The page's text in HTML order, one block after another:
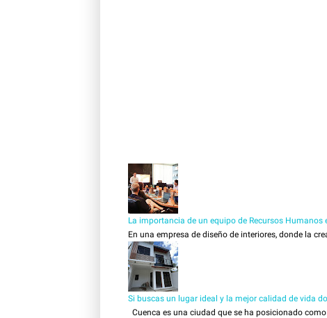
La importancia de un equipo de Recursos Humanos
En una empresa de diseño de interiores, donde la
Si buscas un lugar ideal y la mejor calidad de vida
Cuenca es una ciudad que se ha posicionado